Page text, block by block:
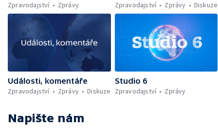
Zpravodajství
Zprávy
Zpravodajství
Zprávy Diskuze
Události, komentáře
Zpravodajství
Zprávy Diskuze
Studio 6
Zpravodajství
Zprávy
Napište nám